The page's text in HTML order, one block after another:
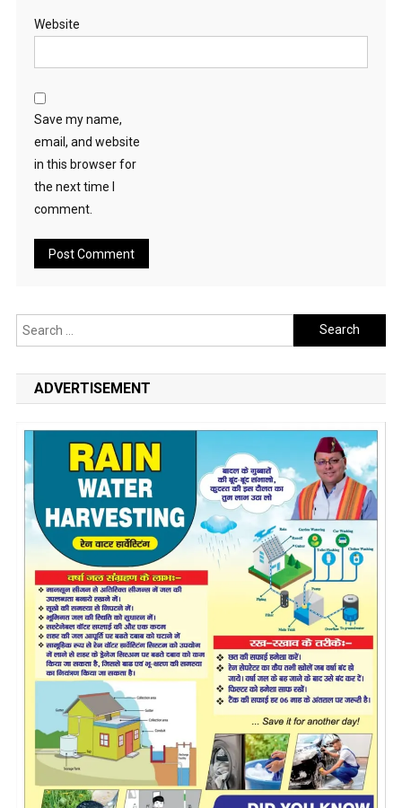
Website
Save my name,
email, and website
in this browser for
the next time I
comment.
Search
for:
ADVERTISEMENT